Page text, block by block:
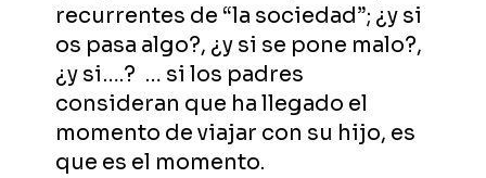
recurrentes de “la sociedad”; ¿y si
os pasa algo?, ¿y si se pone malo?,
¿y si….? … si los padres
consideran que ha llegado el
momento de viajar con su hijo, es
que es el momento.